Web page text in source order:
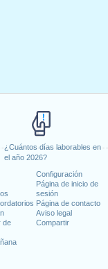
¿Cuántos días laborables en
el año 2026?
de
Configuración
Página de inicio de
sesión
Página de contacto
Aviso legal
Compartir